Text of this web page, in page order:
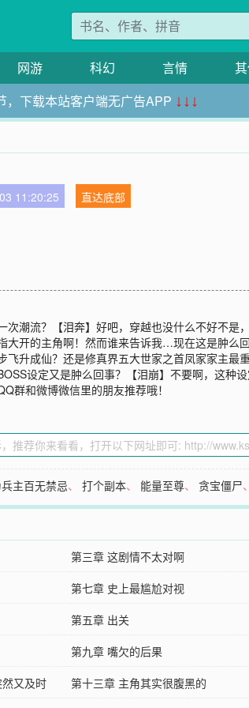
网游 科幻 言情
，下载本站客户端无广告APP ↓↓↓
11:20:25
直达底部
潮流？【泪奔】好吧，穿越也没什么不好不是
开的主角啊！然而谁来告诉我…现在这是肿么
升成仙？还是修真界五大世家之首凤家家主最
设定又是肿么回事？【泪崩】不要啊，这种设
群和微博微信里的朋友推荐哦！
主百无禁忌、打个副本、 能量至尊、贪宝僵尸、
第三章 这剧情不太对啊
第七章 史上最尴尬对视
第五章 出关
第九章 嘴欠的后果
又及时 第十三章 主角其实很腹黑的